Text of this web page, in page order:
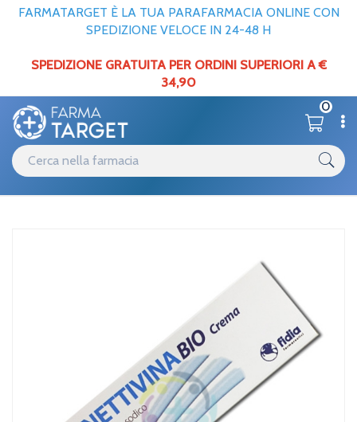
FARMATARGET È LA TUA PARAFARMACIA ONLINE CON
SPEDIZIONE VELOCE IN 24-48 H
SPEDIZIONE GRATUITA PER ORDINI SUPERIORI A €
34,90
0